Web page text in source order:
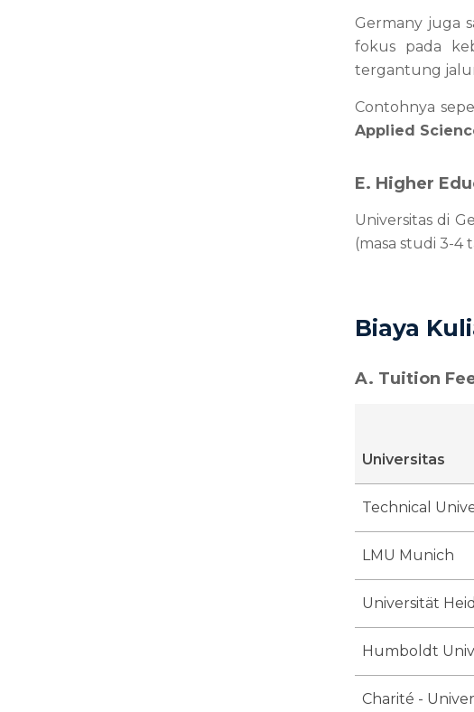
Germany juga
fokus pada
tergantung
Contohnya
Applied
E. Higher
Universitas di
(masa studi 3-4
Biaya
A. Tuition
Universitas
Technical
LMU Munich
Universität
Humboldt
Charité -